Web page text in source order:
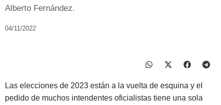
Alberto Fernández.
04/11/2022
Las elecciones de 2023 están a la vuelta de esquina y el
pedido de muchos intendentes oficialistas tiene una sola